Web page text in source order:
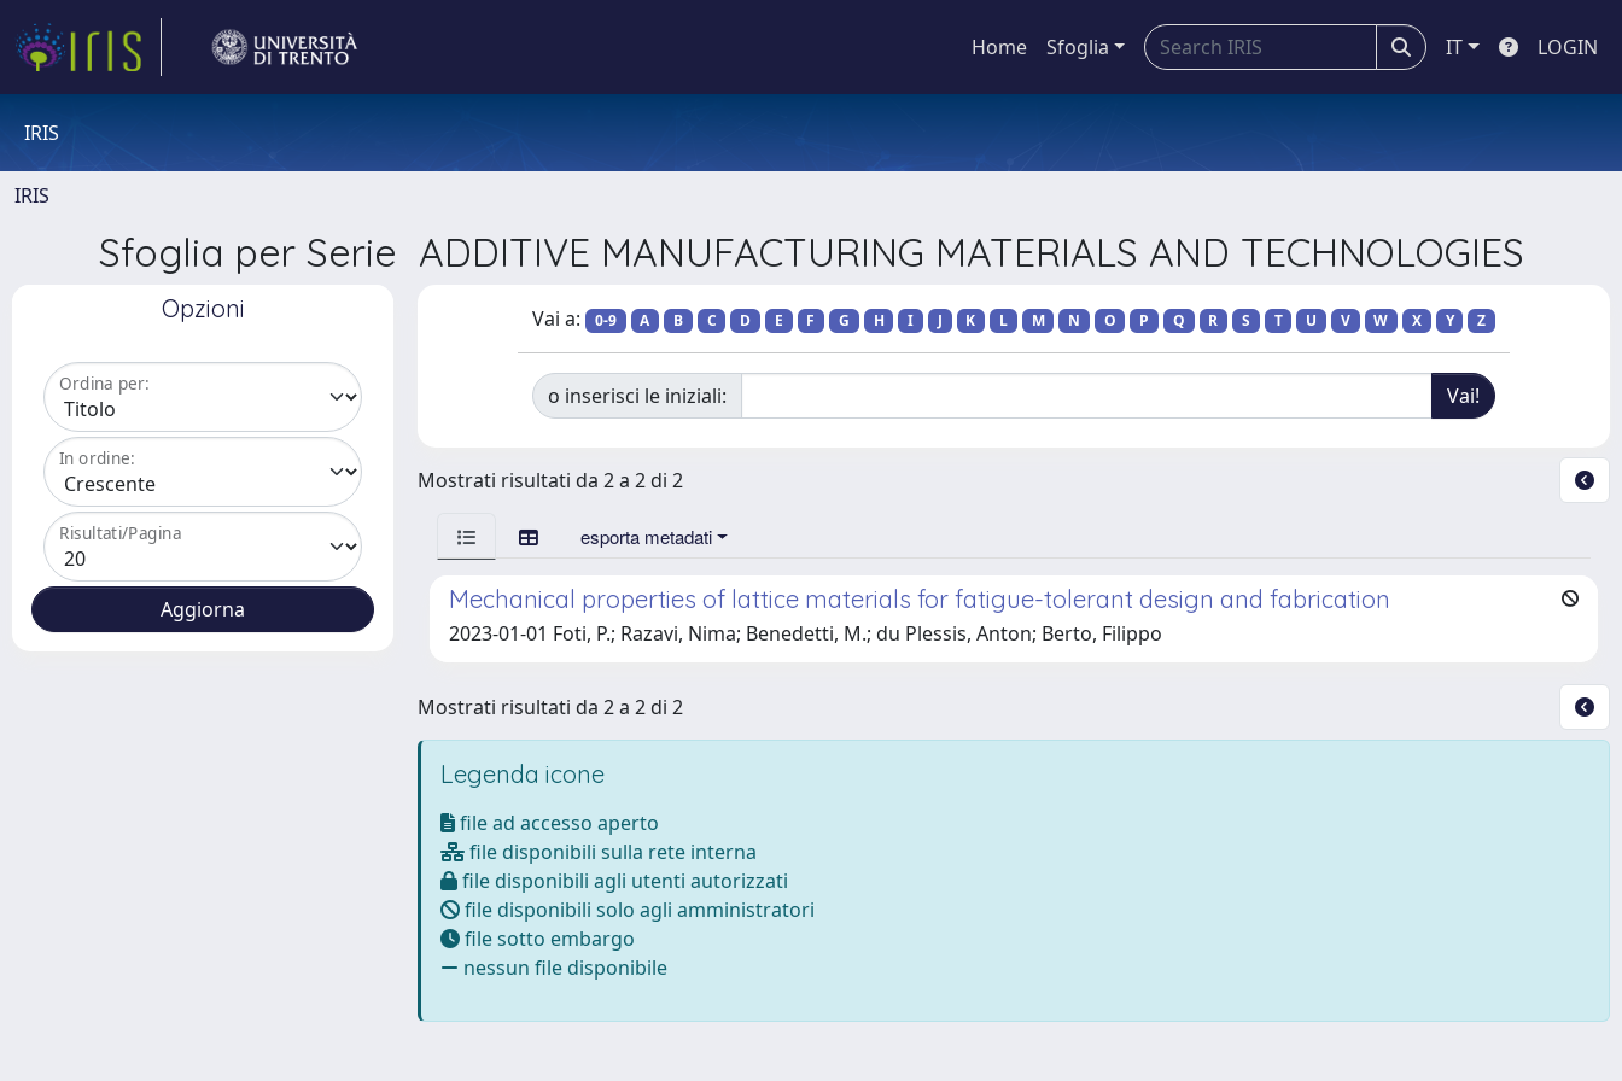
Home Sfoglia IT LOGIN
IRIS
IRIS
Sfoglia per Serie ADDITIVE MANUFACTURING MATERIALS AND TECHNOLOGIES
Opzioni
Ordina per:
In ordine:
Risultati/Pagina
Vai a: 0-9 A B C D E F G H I J K L M N O P Q R S T U V W X Y Z
o inserisci le iniziali:
Mostrati risultati da 2 a 2 di 2
esporta metadati
Mechanical properties of lattice materials for fatigue-tolerant design and fabrication
2023-01-01 Foti, P.; Razavi, Nima; Benedetti, M.; du Plessis, Anton; Berto, Filippo
Mostrati risultati da 2 a 2 di 2
Legenda icone
file ad accesso aperto
file disponibili sulla rete interna
file disponibili agli utenti autorizzati
file disponibili solo agli amministratori
file sotto embargo
nessun file disponibile